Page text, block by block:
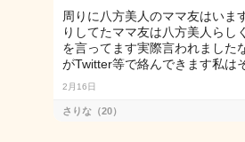
周りに八方美人のママ友はいま
りしてたママ友は八方美人らし
を言ってます実際言われました
がTwitter等で絡んできます私は
2月16日
さりな（20）